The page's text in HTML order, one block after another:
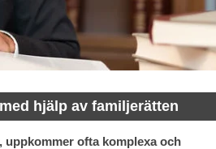
hjälp av familjerätten
uppkommer ofta komplexa och